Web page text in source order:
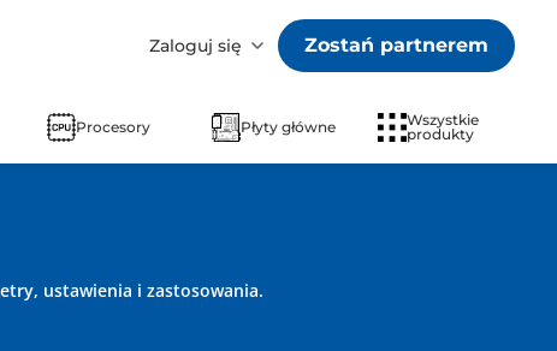
Zaloguj się Zostań partnerem
Procesory Płyty główne
Wszystkie
produkty
ustawienia i zastosowania.